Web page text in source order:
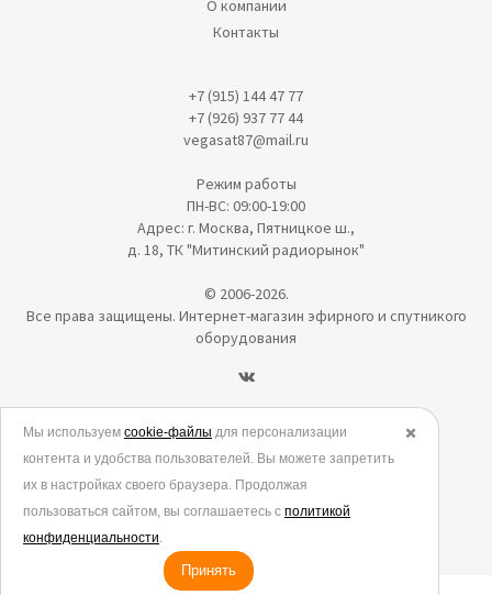
О компании
Контакты
+7 (915) 144 47 77
+7 (926) 937 77 44
vegasat87@mail.ru
Режим работы
ПН-ВС: 09:00-19:00
Адрес: г. Москва, Пятницкое ш.,
д. 18, ТК "Митинский радиорынок"
© 2006-2026.
Все права защищены. Интернет-магазин эфирного и спутникого
оборудования
Политика в отношении обработки персональных данных
Согласие на обработку персональных данных
Согласие на обработку данных метрическими программами
Политика использования cookies
✖️
Мы используем cookie-файлы для персонализации
контента и удобства пользователей. Вы можете запретить
их в настройках своего браузера. Продолжая
пользоваться сайтом, вы соглашаетесь с политикой
конфиденциальности.
Принять